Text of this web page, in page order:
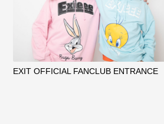
EXIT OFFICIAL FANCLUB ENTRANCE